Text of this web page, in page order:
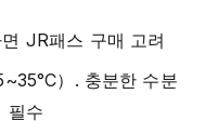
JR패스 구매 고려
）. 충분한 수분
필수